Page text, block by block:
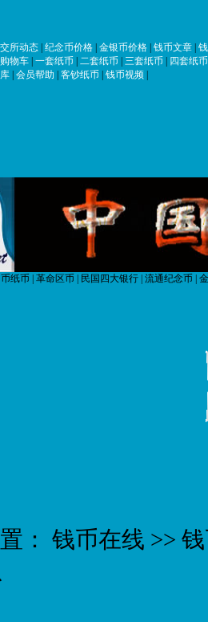
所动态 纪念币价格 金银币价格 钱币文章
购物车 一套纸币 二套纸币 三套纸币
四套纸币
会员帮助 客钞纸币 钱币视频
纸币 革命区币 民国四大银行 流通纪念币
： 钱币在线 >>